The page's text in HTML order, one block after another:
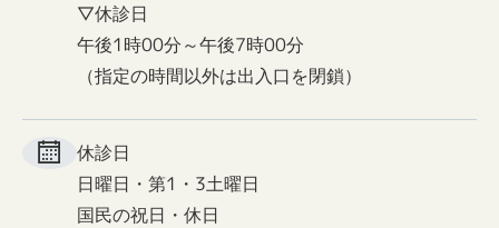
▽休診日
午後1時00分～午後7時00分
（指定の時間以外は出入口を閉鎖）
休診日
日曜日・第1・3土曜日
国民の祝日・休日